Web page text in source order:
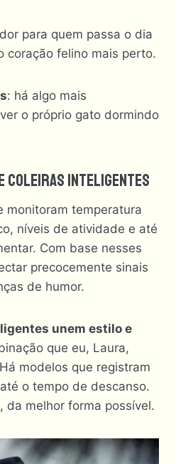
para quem passa o dia
coração felino mais perto.
: há algo mais
o próprio gato dormindo
E Coleiras Inteligentes
monitoram temperatura
níveis de atividade e até
Com base nesses
precocemente sinais
de humor.
unem estilo e
que eu, Laura,
modelos que registram
o tempo de descanso.
da melhor forma possível.